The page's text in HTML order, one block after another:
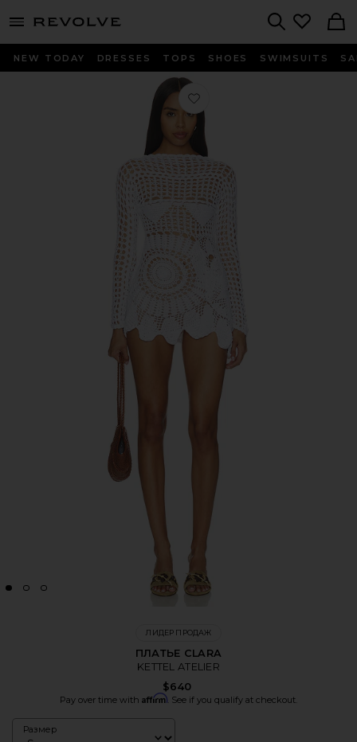
menu - shows more content
NEW TODAY DRESSES TOPS SHOES SWIMSUITS
Любимое ПЛАТЬЕ CLARA
ЛИДЕР ПРОДАЖ
ПЛАТЬЕ CLARA
KETTEL ATELIER
$640
Pay over time with Affirm . See if you qualify at checkout.
Размер